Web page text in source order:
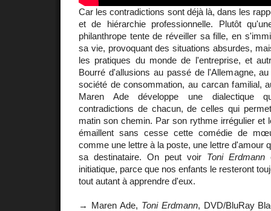
Car les contradictions sont déjà là, dans les
et de hiérarchie professionnelle. Plutôt
philanthrope tente de réveiller sa fille, en
sa vie, provoquant des situations absurdes,
les pratiques du monde de l'entreprise, et
Bourré d'allusions au passé de l'Allemagne,
société de consommation, au carcan familial,
Maren Ade développe une dialectique
contradictions de chacun, de celles qui
matin son chemin. Par son rythme irrégulier et
émaillent sans cesse cette comédie de
comme une lettre à la poste, une lettre d'amour
sa destinataire. On peut voir Toni Erdmann
initiatique, parce que nos enfants le resteront
tout autant à apprendre d'eux.
→ Maren Ade, Toni Erdmann, DVD/BluRay